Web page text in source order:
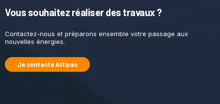
Vous souhaitez réaliser des travaux ?
Contactez-nous et préparons ensemble votre passage aux
nouvelles énergies.
Je contacte Altipac